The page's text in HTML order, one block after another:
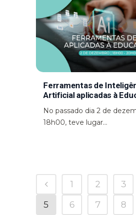
Ferramentas de
Artificial aplicadas à
No passado dia 2 de
18h00, teve lugar...
1 2 3
5
6 7 8